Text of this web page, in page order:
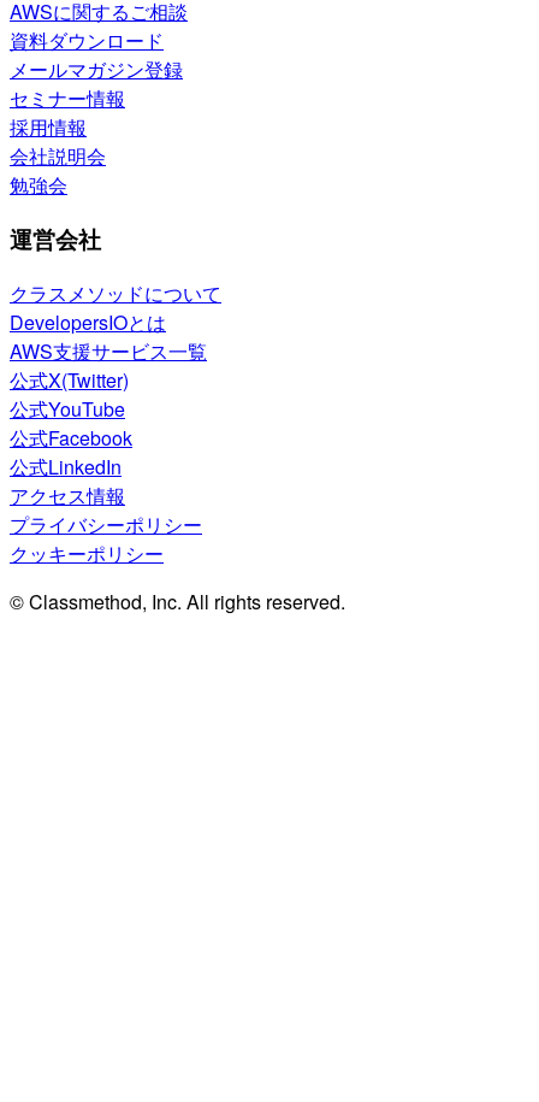
AWSに関するご相談
資料ダウンロード
メールマガジン登録
セミナー情報
採用情報
会社説明会
勉強会
運営会社
クラスメソッドについて
DevelopersIOとは
AWS支援サービス一覧
公式X(Twitter)
公式YouTube
公式Facebook
公式LinkedIn
アクセス情報
プライバシーポリシー
クッキーポリシー
© Classmethod, Inc. All rights reserved.